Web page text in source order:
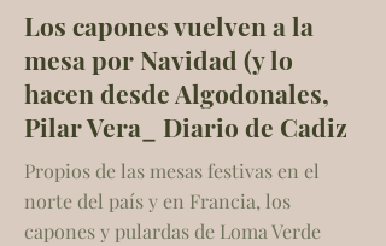
Los capones vuelven a la
mesa por Navidad (y lo
hacen desde Algodonales,
Pilar Vera_ Diario de Cadiz
Propios de las mesas festivas en el
norte del país y en Francia, los
capones y pulardas de Loma Verde